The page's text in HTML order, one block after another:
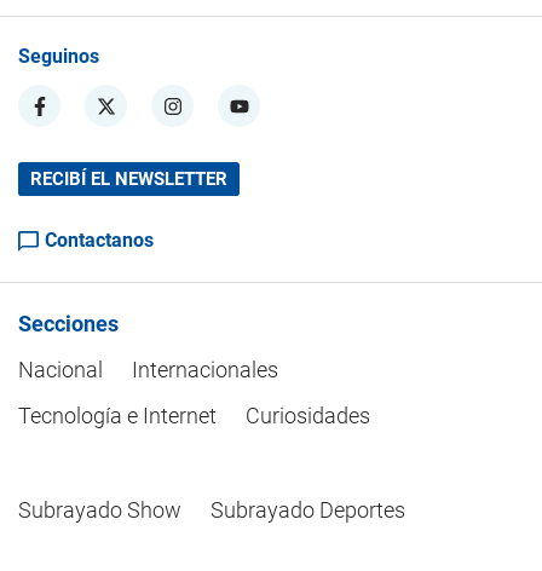
Seguinos
RECIBÍ EL NEWSLETTER
Contactanos
Secciones
Nacional
Internacionales
Tecnología e Internet
Curiosidades
Subrayado Show Subrayado Deportes